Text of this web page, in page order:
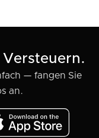
— fangen Sie
an.